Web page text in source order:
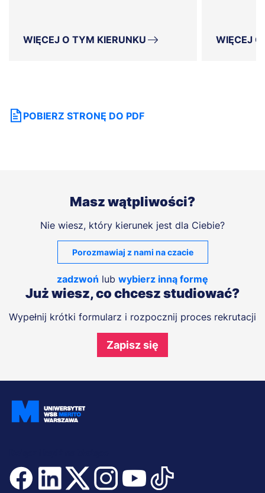
WIĘCEJ O TYM KIERUNKU WIĘCEJ
POBIERZ STRONĘ DO PDF
Masz wątpliwości?
Nie wiesz, który kierunek jest dla Ciebie?
Porozmawiaj z nami na czacie
zadzwoń lub wybierz inną formę
Już wiesz, co chcesz studiować?
Wypełnij krótki formularz i rozpocznij proces rekrutacji
Zapisz się